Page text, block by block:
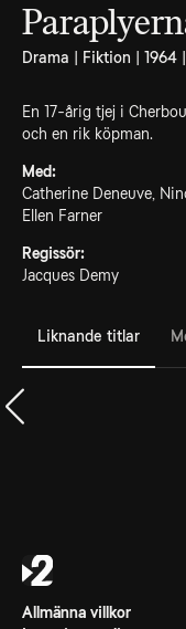
Drama | Fiktion | 1964
En 17-årig tjej i
och en rik köpman.
Med:
Catherine Deneuve,
Ellen Farner
Regissör:
Jacques Demy
Liknande titlar
Allmänna villkor